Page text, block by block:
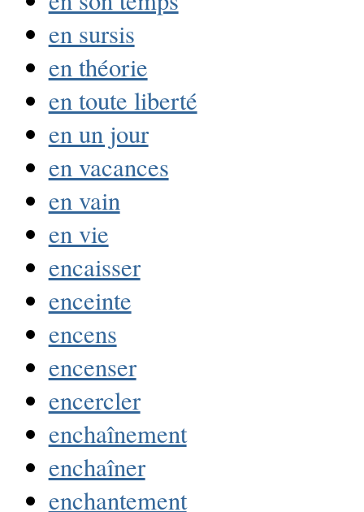
en sursis
en théorie
en toute liberté
en un jour
en vacances
en vain
en vie
encaisser
enceinte
encens
encenser
encercler
enchaînement
enchaîner
enchantement